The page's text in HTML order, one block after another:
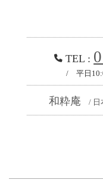
TEL :
/ 平日
和粋庵 / 日